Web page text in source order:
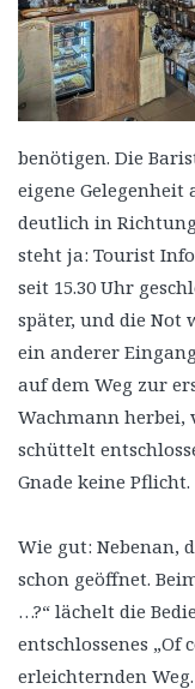
benötigen. Die
eigene
deutlich in
steht ja: Tourist
seit 15.30 Uhr
später, und die Not
ein anderer
auf dem Weg zur
Wachmann herbei,
schüttelt
Gnade keine Pflicht.
Wie gut: Nebenan,
schon geöffnet.
…?“ lächelt die
entschlossenes „Of
erleichternden Weg.